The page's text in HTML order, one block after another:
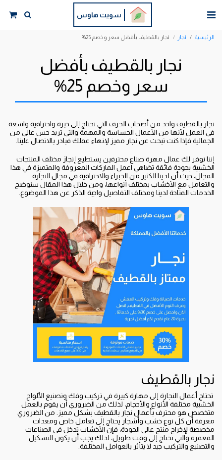
سويت هاوس
الرئيسية نجار نجار بالقطيف بأفضل سعر وخصم 25%
نجار بالقطيف بأفضل
سعر وخصم 25%
‏نجار بالقطيف واحد من أصحاب الحرف التي تحتاج إلى خبرة واحترافية واسعة
في العمل لآنها من الأعمال الحساسة والمهمة والتي تريد حس عالي من
الجمالية فإذا كنت تبحث عن نجار مميز لإنهاء عملك فبادر بالاتصال علينا.
‏إننا نوفر لك عمال مهرة صناع محترفين يستطيع إنجاز مختلف المنتجات
الخشبية بجودة فائقة تضاهي اعمل الماركات المعروفة والمتميزة في هذا
المجال، حيث أن لدينا الكثير من الخبراء والاحترافية في مجال النجارة
والتعامل مع الأخشاب بمختلف أنواعها، ومن خلال هذا المقال سنوضح
الخدمات المتاحة لدينا ومختلف التفاصيل واجبة الذكر عن هذا الموضوع.
نجار بالقطيف
‏تحتاج أعمال النجارة إلى مهارة كبيرة في تركيب وفك وتصنيع الألواح
الخشبية مختلفة الأنواع والأحجام، لذلك من الضروري أن يقوم بالعمل
متخصص هو محترف بأعمال نجار بالقطيف بشكل مميز. ‏من الضروري
معرفة أن كل نوع خشب وأشجار يحتاج إلى تعامل خاص ومعدات
مخصصة لإخراج منتج عالي الجودة، فإن الأخشاب تدخل في الصناعات
المعمرة والتي تحتاج إلى وقت طويل، لذلك يجب أن يكون التشكيل
والتصنيع والتركيب جيد لا يتأثر بالعوامل المختلفة. ‏